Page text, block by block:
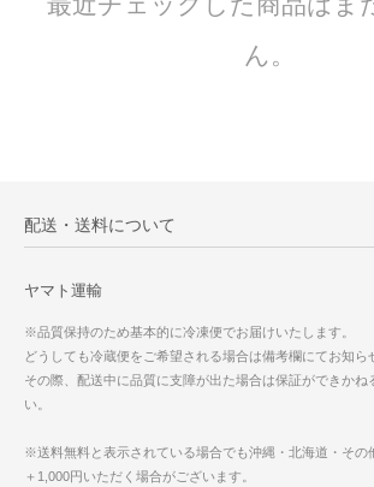
ん。
配送・送料について
ヤマト運輸
※品質保持のため基本的に冷凍便でお届けいたします。
どうしても冷蔵便をご希望される場合は備考欄にてお知ら
その際、配送中に品質に支障が出た場合は保証ができかね
い。
※送料無料と表示されている場合でも沖縄・北海道・その
＋1,000円いただく場合がございます。